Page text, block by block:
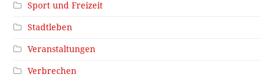
Sport und Freizeit
Stadtleben
Veranstaltungen
Verbrechen